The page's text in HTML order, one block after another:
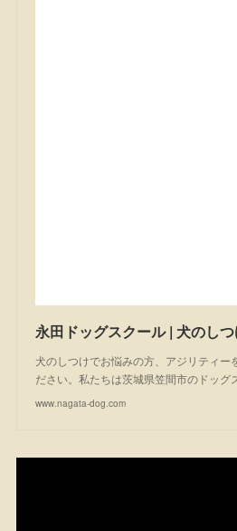
犬のしつけでお悩みの方、アジリティー
ださい。私たちは茨城県笠間市のドッグ
www.nagata-dog.com